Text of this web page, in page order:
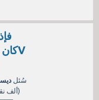
سُئل ديسمبر
202ألف نقاط)